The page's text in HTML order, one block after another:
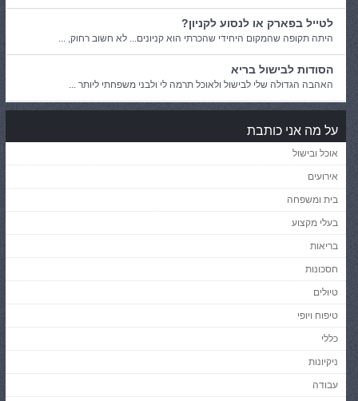
לטייל בפארק או לנסוע לקניון?
היתה תקופה שהמקום היחידי שהכרתי הוא קניונים... לא חשוב רחוק, ...
הסודות לבישול בריא
האהבה הגדולה שלי לבישול ולאוכל תרמה לי ולבני משפחתי ליותר ...
על מה אני כותבת
אוכל ובישול
אירועים
בית ומשפחה
בעלי מקצוע
בריאות
חסכונות
טיולים
טיפוח ויופי
כללי
ניקיונות
עבודה